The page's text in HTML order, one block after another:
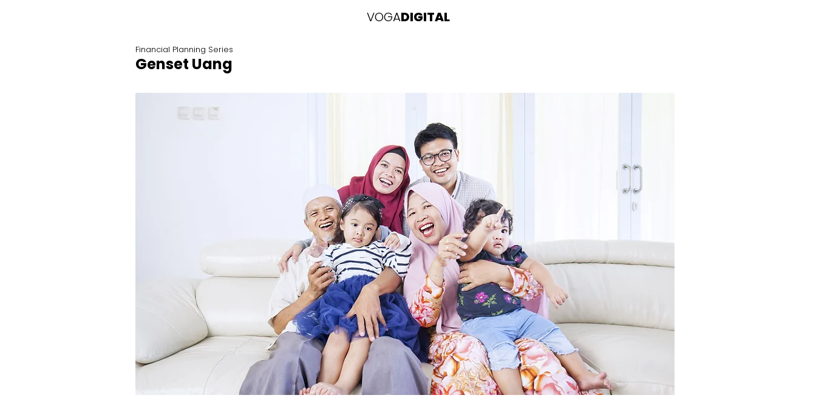
VOGADIGITAL
Financial Planning Series
Genset Uang
Winna Merdeka Sari, SE